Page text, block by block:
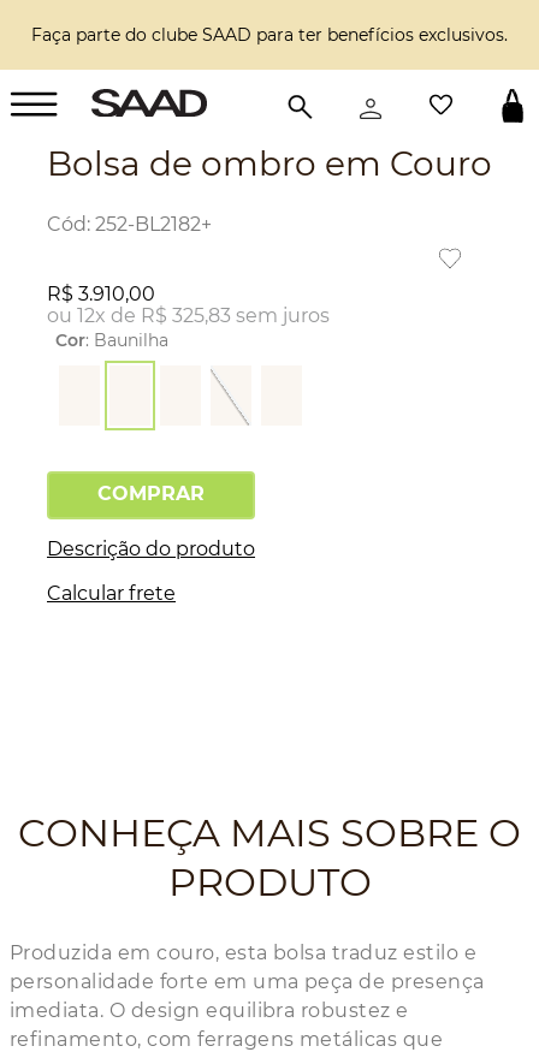
Faça parte do clube SAAD para ter benefícios exclusivos.
Bolsa de ombro em Couro
: 252-BL2182+
R$ 3.910,00
ou 12x de R$ 325,83 sem juros
Cor: Baunilha
COMPRAR
Descrição do produto
Calcular frete
CONHEÇA MAIS SOBRE O
PRODUTO
Produzida em couro, esta bolsa traduz estilo e
personalidade forte em uma peça de presença
imediata. O design equilibra robustez e
refinamento, com ferragens metálicas que